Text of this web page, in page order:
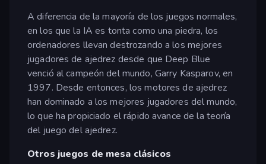
A diferencia de la mayoría de los juegos normales,
en los que la IA es tonta como una piedra, los
ordenadores llevan destrozando a los mejores
jugadores de ajedrez desde que Deep Blue
venció al campeón del mundo, Garry Kasparov, en
1997. Desde entonces, los motores de ajedrez
han dominado a los mejores jugadores del mundo,
lo que ha propiciado el rápido avance de la teoría
del juego del ajedrez.
Otros juegos de mesa clásicos